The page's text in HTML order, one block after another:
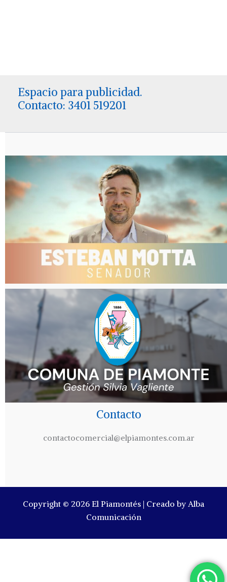
Espacio para publicidad.
Contacto: 3401 519201
Contacto
contactocomercial@elpiamontes.com.ar
Copyright © 2026 El Piamontés | Creado by Alba
Comunicación